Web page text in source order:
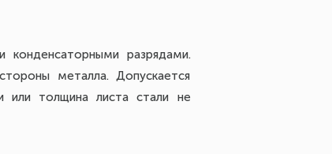
конденсаторными разрядами.
металла. Допускается
толщина листа стали не